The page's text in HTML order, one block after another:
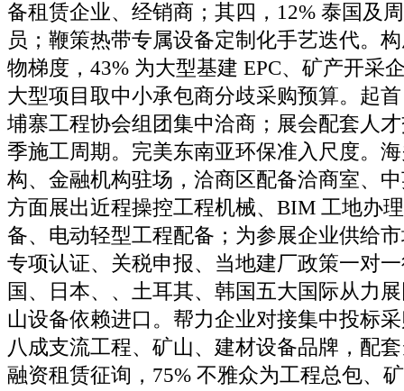
备租赁企业、经销商；其四，12% 泰国及
员；鞭策热带专属设备定制化手艺迭代。
物梯度，43% 为大型基建 EPC、矿产开采
大型项目取中小承包商分歧采购预算。起
埔寨工程协会组团集中洽商；展会配套人
季施工周期。完美东南亚环保准入尺度。
构、金融机构驻场，洽商区配备洽商室、
方面展出近程操控工程机械、BIM 工地办
备、电动轻型工程配备；为参展企业供给
专项认证、关税申报、当地建厂政策一对
国、日本、、土耳其、韩国五大国际从力
山设备依赖进口。帮力企业对接集中投标
八成支流工程、矿山、建材设备品牌，配
融资租赁征询，75% 不雅众为工程总包、